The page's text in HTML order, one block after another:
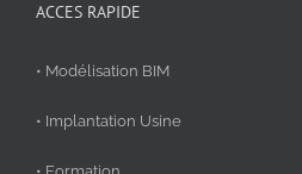
ACCES RAPIDE
• Modélisation BIM
• Implantation Usine